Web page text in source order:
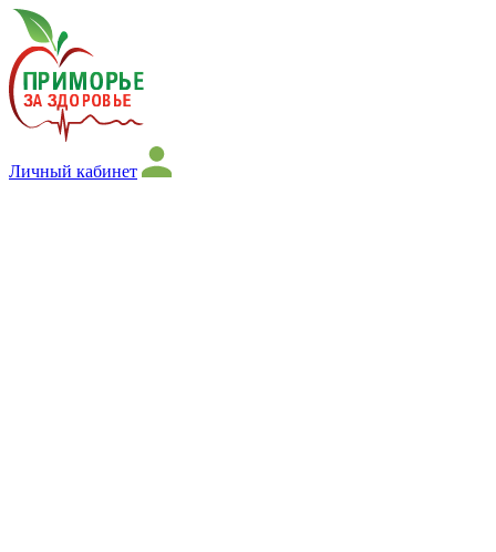
Личный кабинет